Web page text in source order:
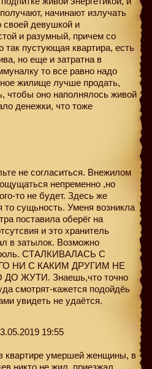
начинают излучать
своей девушкой и
и разумный, причем со
так пустующая квартира, есть
но еще и затратна в
то все равно надо
жилище лучше продать,
чтобы оно наполнялось живой
денежки, что тоже
не согласиться. Внежилом
непременно ,но
то не будет. Здесь же
то сущьность. Уменя возникла
поставила оберёг на
и это хранитель
в затылок. Возможно
роль. СТАЛКИВАЛАСЬ С
НИ С КАКИМ ДРУГИМ НЕ
ЖУТИ. Знаешь,что точно
смотрят-кажется подойдёь
увидеть не удаётся.
19:55
квартире умершей женщины, в
никто не жил, приезжал